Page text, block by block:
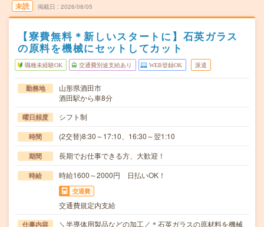
未読 掲載日 2026/08/05
【寮費無料＊新しいスタートに】石英ガラス
の原料を機械にセットしてカット
職種未経験OK 交通費別途支給あり WEB登録OK 派遣
勤務地
山形県酒田市
酒田駅から車8分
曜日頻度 シフト制
時間 (2交替)8:30～17:10、16:30～翌1:10
期間 長期でお仕事できる方、大歓迎！
時給 時給1600～2000円 日払いOK！
交通費
交通費規定内支給
仕事内容 ＼半導体用製品などの加工／＊石英ガラスの原材料を機械